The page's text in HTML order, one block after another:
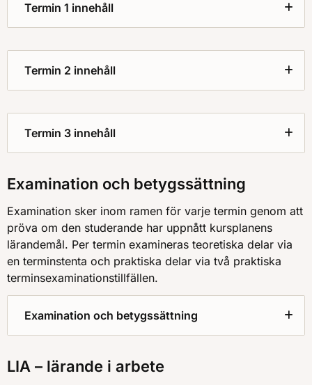
Termin 1 innehåll
Termin 2 innehåll
Termin 3 innehåll
Examination och betygssättning
Examination sker inom ramen för varje termin genom att
pröva om den studerande har uppnått kursplanens
lärandemål. Per termin examineras teoretiska delar via
en terminstenta och praktiska delar via två praktiska
terminsexaminationstillfällen.
Examination och betygssättning
LIA – lärande i arbete